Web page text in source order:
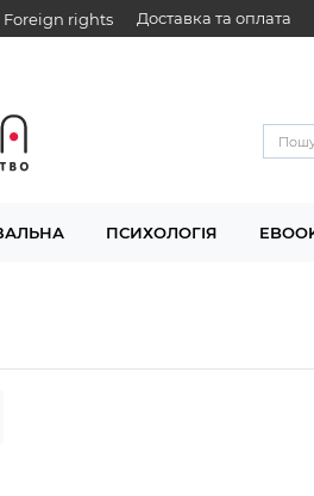
Foreign rights Доставка та оплата
ПСИХОЛОГІЯ